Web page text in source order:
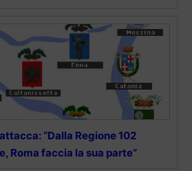
“Dalla Regione 102
Roma faccia la sua parte”